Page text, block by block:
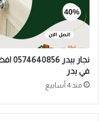
نجار
في بدر
منذ 4 أسابيع